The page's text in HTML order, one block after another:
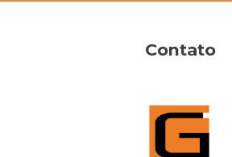
Contato